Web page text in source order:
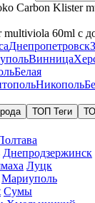
Klister
60ml с
Днепропетровск
Винница
Белая
Никополь
ТОП Теги
Днепродзержинск
Луцк
Мариуполь
Сумы